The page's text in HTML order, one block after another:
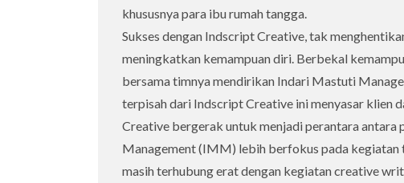
khususnya para ibu rumah tangga.
Sukses dengan Indscript Creative, tak
meningkatkan kemampuan diri. Berbekal
bersama timnya mendirikan Indari Mastuti
terpisah dari Indscript Creative ini menyasar klien
Creative bergerak untuk menjadi perantara antara
Management (IMM) lebih berfokus pada kegiatan
masih terhubung erat dengan kegiatan creative